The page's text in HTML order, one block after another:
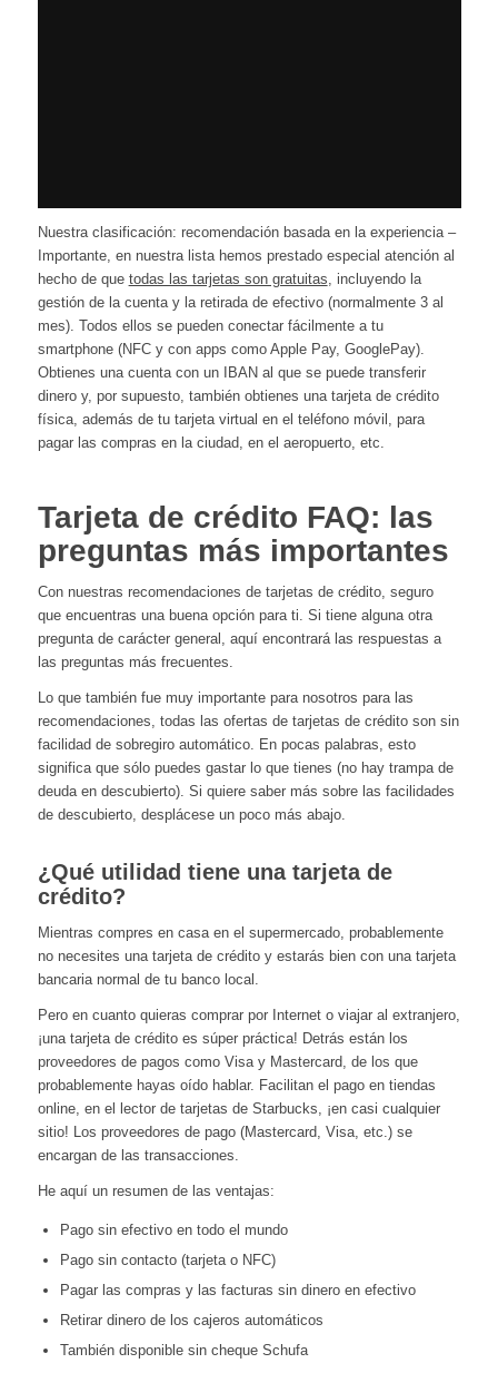
Nuestra clasificación: recomendación basada en la experiencia –
Importante, en nuestra lista hemos prestado especial atención al
hecho de que todas las tarjetas son gratuitas , incluyendo la
gestión de la cuenta y la retirada de efectivo (normalmente 3 al
mes). Todos ellos se pueden conectar fácilmente a tu
smartphone (NFC y con apps como Apple Pay, GooglePay).
Obtienes una cuenta con un IBAN al que se puede transferir
dinero y, por supuesto, también obtienes una tarjeta de crédito
física, además de tu tarjeta virtual en el teléfono móvil, para
pagar las compras en la ciudad, en el aeropuerto, etc.
Tarjeta de crédito FAQ: las
preguntas más importantes
Con nuestras recomendaciones de tarjetas de crédito, seguro
que encuentras una buena opción para ti. Si tiene alguna otra
pregunta de carácter general, aquí encontrará las respuestas a
las preguntas más frecuentes.
Lo que también fue muy importante para nosotros para las
recomendaciones, todas las ofertas de tarjetas de crédito son sin
facilidad de sobregiro automático. En pocas palabras, esto
significa que sólo puedes gastar lo que tienes (no hay trampa de
deuda en descubierto). Si quiere saber más sobre las facilidades
de descubierto, desplácese un poco más abajo.
¿Qué utilidad tiene una tarjeta de
crédito?
Mientras compres en casa en el supermercado, probablemente
no necesites una tarjeta de crédito y estarás bien con una tarjeta
bancaria normal de tu banco local.
Pero en cuanto quieras comprar por Internet o viajar al extranjero,
¡una tarjeta de crédito es súper práctica! Detrás están los
proveedores de pagos como Visa y Mastercard, de los que
probablemente hayas oído hablar. Facilitan el pago en tiendas
online, en el lector de tarjetas de Starbucks, ¡en casi cualquier
sitio! Los proveedores de pago (Mastercard, Visa, etc.) se
encargan de las transacciones.
He aquí un resumen de las ventajas:
Pago sin efectivo en todo el mundo
Pago sin contacto (tarjeta o NFC)
Pagar las compras y las facturas sin dinero en efectivo
Retirar dinero de los cajeros automáticos
También disponible sin cheque Schufa